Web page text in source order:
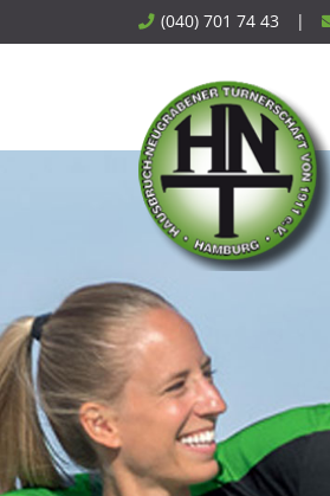
to
(040) 701 74 43 |